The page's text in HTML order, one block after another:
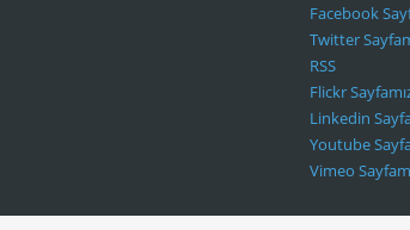
Facebook
Twitter
RSS
Flickr
Linkedin
Youtube
Vimeo